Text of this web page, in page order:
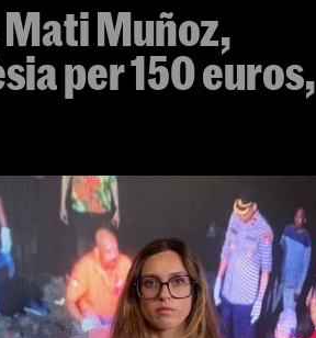
Mati Muñoz,
per 150 euros,